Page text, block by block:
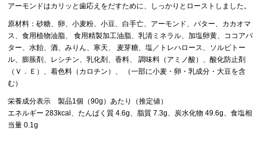
アーモンドはカリッと歯応えをだすために、しっかりとローストしました。
原材料：砂糖、卵、小麦粉、小豆、白手亡、アーモンド、バター、カカオマ
ス、食用植物油脂、 食用精製加工油脂、乳清ミネラル、加塩卵黄、ココアバ
ター、水飴、酒、みりん、寒天、 麦芽糖、塩／トレハロース、ソルビトー
ル、膨脹剤、レシチン、乳化剤、香料、 調味料（アミノ酸）、酸化防止剤
（Ｖ．Ｅ）、着色料（カロチン）、 （一部に小麦・卵・乳成分・大豆を含
む）
栄養成分表示 製品1個（90g）あたり（推定値）
エネルギー 283kcal、たんぱく質 4.6g、脂質 7.3g、炭水化物 49.6g、食塩相
当量 0.1g